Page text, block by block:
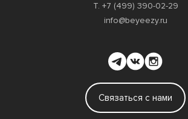
Т. +7 (499) 390-02-29
info@beyeezy.ru
Связаться с нами